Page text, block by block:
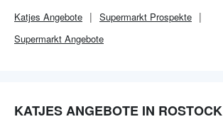
Katjes Angebote Supermarkt Prospekte
Supermarkt Angebote
KATJES ANGEBOTE IN ROSTOCK